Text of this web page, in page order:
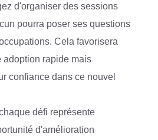
d'organiser des sessions
pourra poser ses questions
Cela favorisera
adoption rapide mais
confiance dans ce nouvel
défi représente
d'amélioration